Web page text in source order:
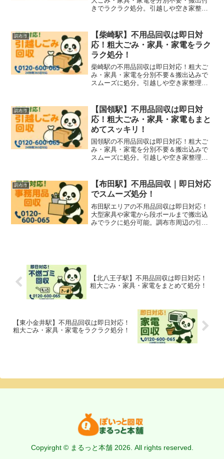
きでラクラク処分。引越しや空き家整理
調布市
【柴崎駅】不用品回収は即日対
応！粗大ごみ・家具・家電をラク
ラク処分！
柴崎駅の不用品回収は即日対応！粗大ご
み・家具・家電を分別不要＆搬出込みで
スムーズに処分。引越しや空き家整理に
調布市
【国領駅】不用品回収は即日対
応！粗大ごみ・家具・家電もまと
めてスッキリ！
国領駅の不用品回収は即日対応！粗大ご
み・家具・家電を分別不要＆搬出込みで
スムーズに処分。引越しや空き家整理に
調布市
【布田駅】不用品回収｜即日対応
でスムーズ処分！
布田駅エリアの不用品回収は即日対応！
大型家具や家電から段ボールまで搬出込
みでラクに処分可能。調布市周辺の引っ
【北八王子駅】不用品回収は即日対応！
粗大ごみ・家具・家電をまとめて処分！
【東小金井駅】不用品回収は即日対応！
粗大ごみ・家具・家電をラクラク処分！
Copyirght © まるっと本舗 2026. All rights reserved.